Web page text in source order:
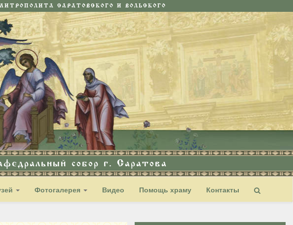
САРАТОВСКОГО И ВОЛЬСКОГО
собор г. Саратова
Фотогалерея Видео Помощь храму Контакты